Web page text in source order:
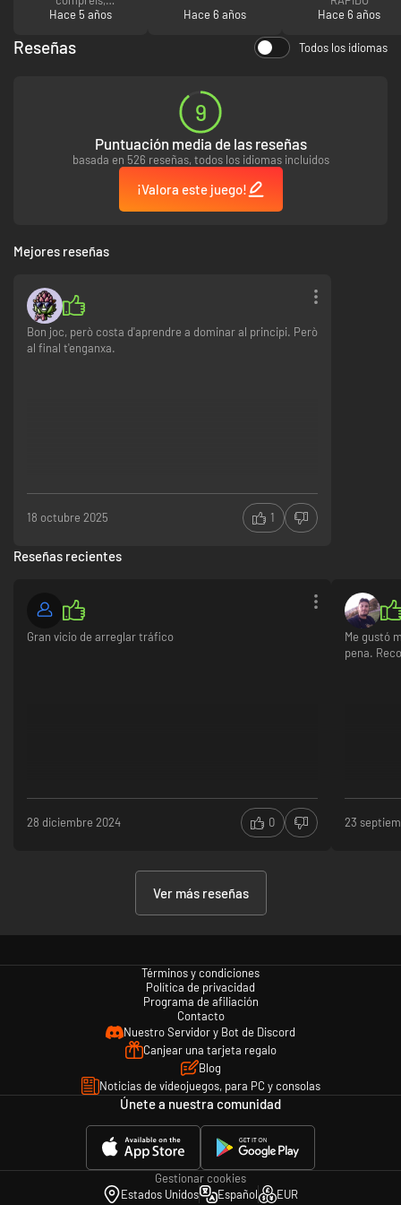
Recibirás una clave oficial y podrás disfrutar del juego en cuestión de
ultiamente he visto
Buscad alternativas,
las hay y mas
Hace 5 años Hace 6 años
Hace 6 años
Reseñas Todos los idiomas
9
Puntuación media de las reseñas
basada en 526 reseñas, todos los idiomas incluidos
¡Valora este juego!
Mejores reseñas
Bon joc, però costa d'aprendre a dominar al principi. Però
al final t'enganxa.
18 octubre 2025 1
Reseñas recientes
Gran vicio de arreglar tráfico
28 diciembre 2024 0
Me gustó
pena.
23
Ver más reseñas
Términos y condiciones
Política de privacidad
Programa de afiliación
Contacto
Nuestro Servidor y Bot de Discord
Canjear una tarjeta regalo
Blog
Noticias de videojuegos, para PC y consolas
Únete a nuestra comunidad
Gestionar cookies
Estados Unidos
Español EUR